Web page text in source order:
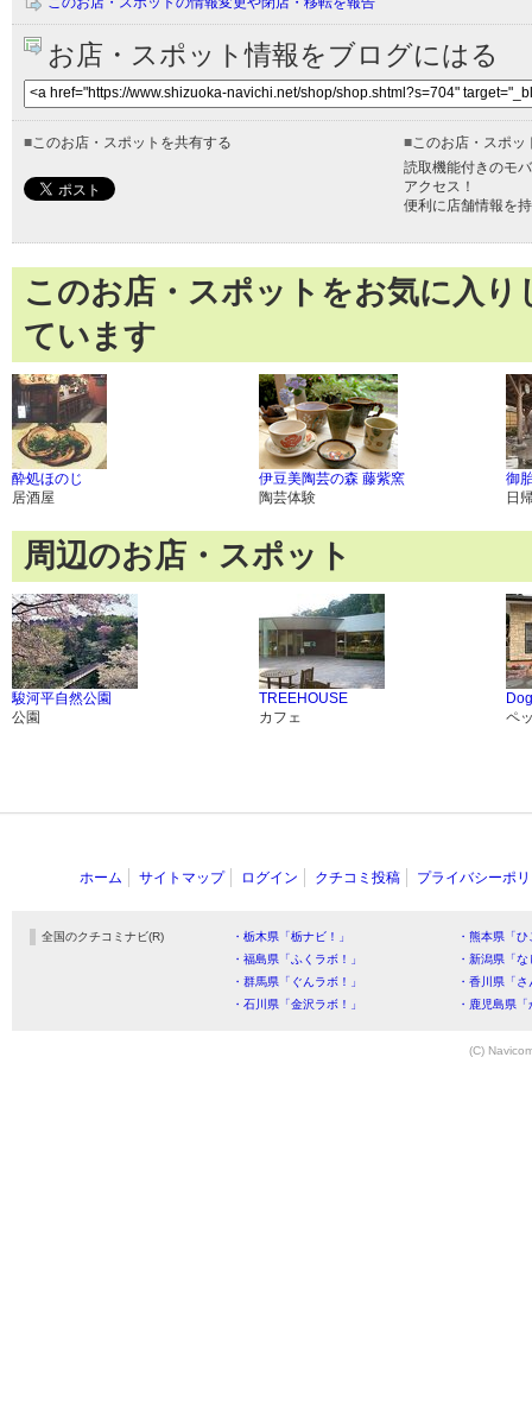
お店・スポット情報をブログにはる
■ このお店・スポットを共有する ■ このお店・スポ
読取機能付きのモ
アクセス！
便利に店舗情報を
このお店・スポットをお気に入
ています
酔処ほのじ
居酒屋
伊豆美陶芸の森 藤紫窯
陶芸体験
御
日
周辺のお店・スポット
駿河平自然公園
公園
TREEHOUSE
カフェ
ペ
ホーム サイトマップ ログイン クチコミ投稿 プライバシーポ
全国のクチコミナビ(R) ・栃木県「栃ナビ！」
・熊本県「
・福島県「ふくラボ！」
・新潟県「
・群馬県「ぐんラボ！」
・香川県「
・石川県「金沢ラボ！」
・鹿児島県
(C)